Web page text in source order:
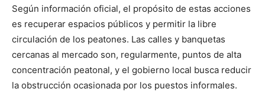
Según información oficial, el propósito de estas acciones
es recuperar espacios públicos y permitir la libre
circulación de los peatones. Las calles y banquetas
cercanas al mercado son, regularmente, puntos de alta
concentración peatonal, y el gobierno local busca reducir
la obstrucción ocasionada por los puestos informales.